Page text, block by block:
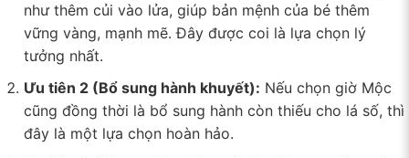
như thêm củi vào lửa, giúp bản mệnh của bé thêm
vững vàng, mạnh mẽ. Đây được coi là lựa chọn lý
tưởng nhất.
Ưu tiên 2 (Bổ sung hành khuyết): Nếu chọn giờ Mộc
cũng đồng thời là bổ sung hành còn thiếu cho lá số, thì
đây là một lựa chọn hoàn hảo.